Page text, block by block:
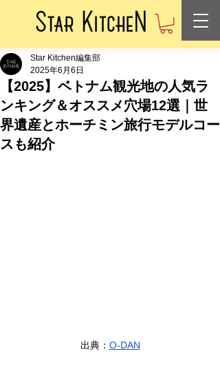
【2025】ベトナム観光地の人気ラ
ンキング＆オススメ穴場12選｜世
界遺産とホーチミン旅行モデルコー
スも紹介
Star Kitchen編集部
2025年6月6日
出典： O-DAN